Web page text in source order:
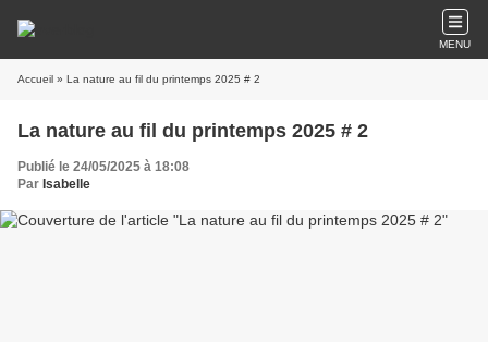
MENU
Accueil » La nature au fil du printemps 2025 # 2
La nature au fil du printemps 2025 # 2
Publié le 24/05/2025 à 18:08
Par Isabelle